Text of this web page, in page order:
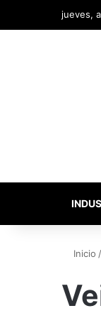
jueves,
Inicio /